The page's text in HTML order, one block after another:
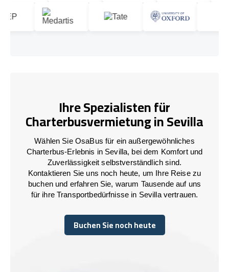
Ihre Spezialisten für
Charterbusvermietung in Sevilla
Wählen Sie OsaBus für ein außergewöhnliches
Charterbus-Erlebnis in Sevilla, bei dem Komfort und
Zuverlässigkeit selbstverständlich sind.
Kontaktieren Sie uns noch heute, um Ihre Reise zu
buchen und erfahren Sie, warum Tausende auf uns
für ihre Transportbedürfnisse in Sevilla vertrauen.
Buchen Sie noch heute
Buchen Sie noch heute